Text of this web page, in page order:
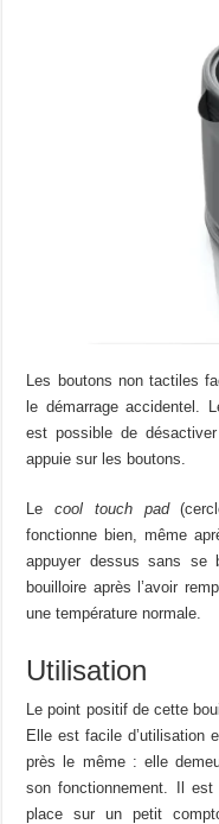
Les boutons non tactiles
le démarrage accidentel.
est possible de
appuie sur les boutons.
Le cool touch pad
fonctionne bien, même
appuyer dessus sans se
bouilloire après l’avoir
une température normale.
Utilisation
Le point positif de cette
Elle est facile d’utilisation
près le même : elle
son fonctionnement. Il est
place sur un petit